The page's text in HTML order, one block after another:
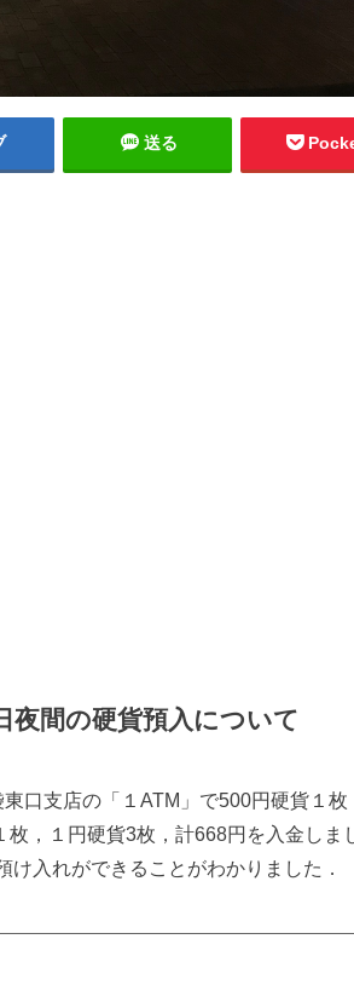
送る
間の硬貨預入について
口支店の「１ATM」で500円硬貨１枚
，１円硬貨3枚，計668円を入金しま
入れができることがわかりました．